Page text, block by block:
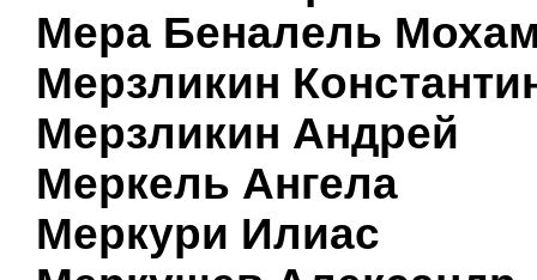
Мера Беналель
Мерзликин
Мерзликин Андрей
Меркель Ангела
Меркури Илиас